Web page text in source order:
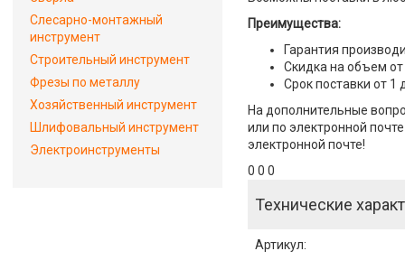
Преимущества:
Гарантия
Скидка на объем от
Срок поставки от 1
На дополнительные
или по электронной
электронной почте!
0 0 0
Технические
Артикул:
Слесарно-монтажный
инструмент
Строительный инструмент
Фрезы по металлу
Хозяйственный инструмент
Шлифовальный инструмент
Электроинструменты